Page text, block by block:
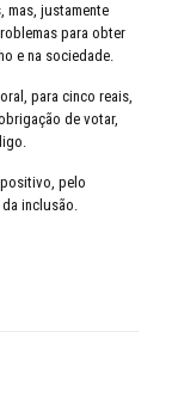
justamente
para obter
e na sociedade.
para cinco reais,
de votar,
pelo
inclusão.